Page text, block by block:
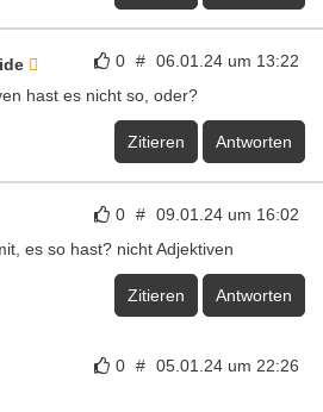
0 # 06.01.24 um 13:22
hast es nicht so, oder?
Zitieren Antworten
0 # 09.01.24 um 16:02
es so hast? nicht Adjektiven
Zitieren Antworten
0 # 05.01.24 um 22:26